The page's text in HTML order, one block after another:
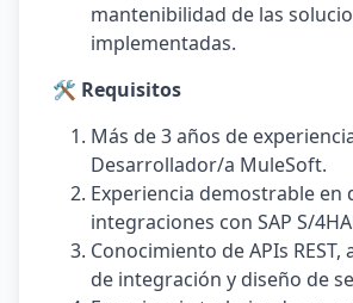
mantenibilidad de las
implementadas.
🛠️ Requisitos
Más de 3 años de
Desarrollador/a MuleSoft.
Experiencia demostrable en
integraciones con SAP S/
Conocimiento de APIs
de integración y diseño de